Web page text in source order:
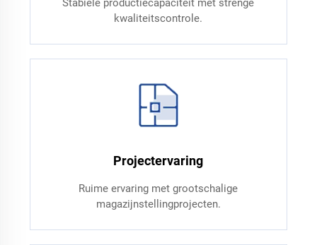
kwaliteitscontrole.
Projectervaring
Ruime ervaring met grootschalige
magazijnstellingprojecten.